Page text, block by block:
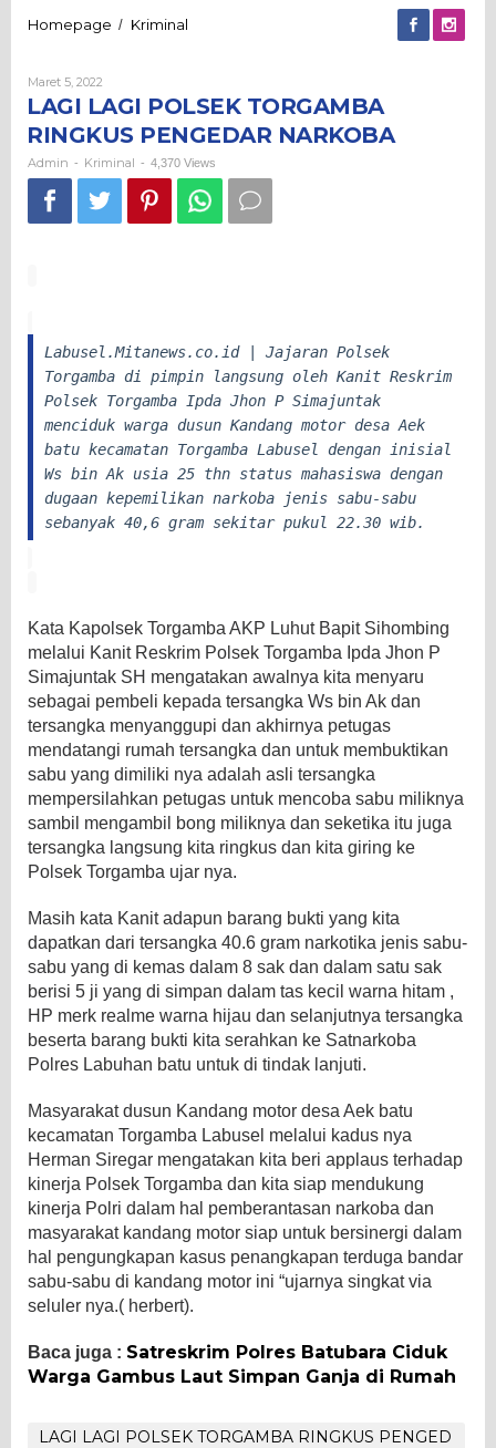
Homepage / Kriminal
RINGKUS
NARKOBA
Maret 5, 2022
LAGI LAGI POLSEK TORGAMBA
RINGKUS PENGEDAR NARKOBA
Admin - Kriminal - 4,370 Views
Labusel.Mitanews.co.id | Jajaran Polsek
Torgamba di pimpin langsung oleh Kanit Reskrim
Polsek Torgamba Ipda Jhon P Simajuntak
menciduk warga dusun Kandang motor desa Aek
batu kecamatan Torgamba Labusel dengan inisial
Ws bin Ak usia 25 thn status mahasiswa dengan
dugaan kepemilikan narkoba jenis sabu-sabu
sebanyak 40,6 gram sekitar pukul 22.30 wib.
Kata Kapolsek Torgamba AKP Luhut Bapit Sihombing
melalui Kanit Reskrim Polsek Torgamba Ipda Jhon P
Simajuntak SH mengatakan awalnya kita menyaru
sebagai pembeli kepada tersangka Ws bin Ak dan
tersangka menyanggupi dan akhirnya petugas
mendatangi rumah tersangka dan untuk membuktikan
sabu yang dimiliki nya adalah asli tersangka
mempersilahkan petugas untuk mencoba sabu miliknya
sambil mengambil bong miliknya dan seketika itu juga
tersangka langsung kita ringkus dan kita giring ke
Polsek Torgamba ujar nya.
Masih kata Kanit adapun barang bukti yang kita
dapatkan dari tersangka 40.6 gram narkotika jenis sabu-
sabu yang di kemas dalam 8 sak dan dalam satu sak
berisi 5 ji yang di simpan dalam tas kecil warna hitam ,
HP merk realme warna hijau dan selanjutnya tersangka
beserta barang bukti kita serahkan ke Satnarkoba
Polres Labuhan batu untuk di tindak lanjuti.
Masyarakat dusun Kandang motor desa Aek batu
kecamatan Torgamba Labusel melalui kadus nya
Herman Siregar mengatakan kita beri applaus terhadap
kinerja Polsek Torgamba dan kita siap mendukung
kinerja Polri dalam hal pemberantasan narkoba dan
masyarakat kandang motor siap untuk bersinergi dalam
hal pengungkapan kasus penangkapan terduga bandar
sabu-sabu di kandang motor ini “ujarnya singkat via
seluler nya.( herbert).
Baca juga : Satreskrim Polres Batubara Ciduk
Warga Gambus Laut Simpan Ganja di Rumah
LAGI LAGI POLSEK TORGAMBA RINGKUS PENGED